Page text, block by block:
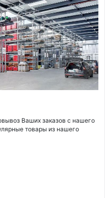
Ваших заказов с нашего
товары из нашего